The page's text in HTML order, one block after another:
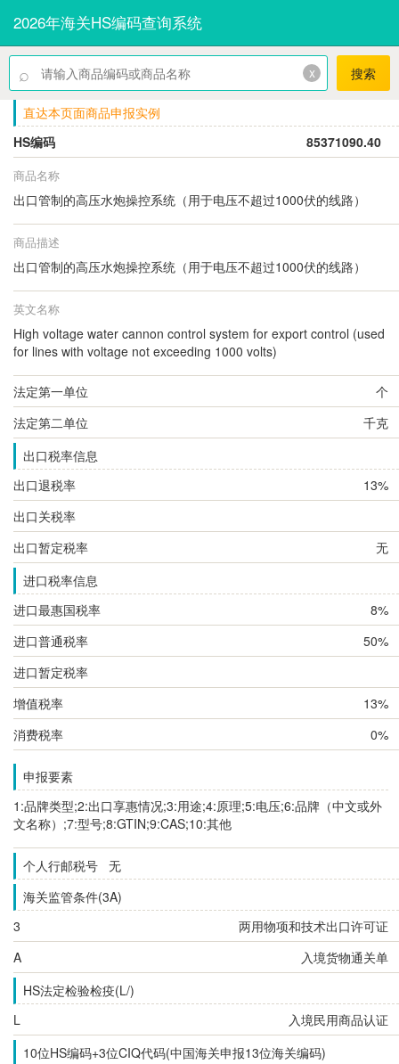
2026年海关HS编码查询系统
⌕ x 搜索
直达本页面商品申报实例
HS编码
85371090.40
商品名称
出口管制的高压水炮操控系统（用于电压不超过1000伏的线路）
商品描述
出口管制的高压水炮操控系统（用于电压不超过1000伏的线路）
英文名称
High voltage water cannon control system for export control (used
for lines with voltage not exceeding 1000 volts)
法定第一单位
个
法定第二单位
千克
出口税率信息
出口退税率
13%
出口关税率
出口暂定税率
无
进口税率信息
进口最惠国税率
8%
进口普通税率
50%
进口暂定税率
增值税率
13%
消费税率
0%
申报要素
1:品牌类型;2:出口享惠情况;3:用途;4:原理;5:电压;6:品牌（中文或外
文名称）;7:型号;8:GTIN;9:CAS;10:其他
个人行邮税号 无
海关监管条件(3A)
3
两用物项和技术出口许可证
A
入境货物通关单
HS法定检验检疫(L/)
L
入境民用商品认证
10位HS编码+3位CIQ代码(中国海关申报13位海关编码)